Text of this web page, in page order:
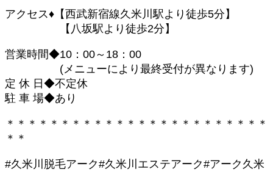
アクセス♦︎【西武新宿線久米川駅より徒歩5分】
【八坂駅より徒歩2分】
営業時間◆10：00～18：00
(メニューにより最終受付が異なります)
定 休 日◆不定休
駐 車 場◆あり
＊＊＊＊＊＊＊＊＊＊＊＊＊＊＊＊＊＊＊＊＊＊＊＊
＊＊
#久米川脱毛アーク#久米川エステアーク#アーク久米